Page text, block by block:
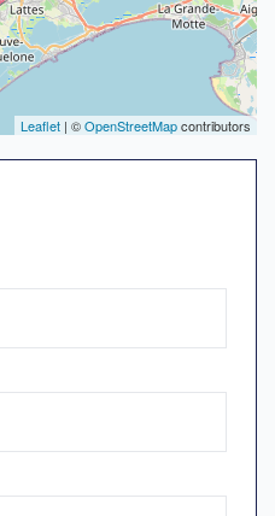
Leaflet | ©OpenStreetMapcontributors